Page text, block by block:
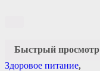
Быстрый просмотр
Здоровое питание,